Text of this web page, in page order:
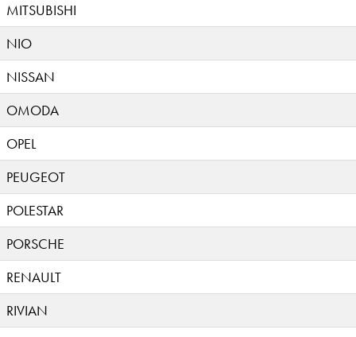
MITSUBISHI
NIO
NISSAN
OMODA
OPEL
PEUGEOT
POLESTAR
PORSCHE
RENAULT
RIVIAN